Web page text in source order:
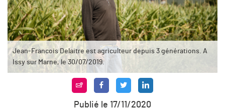
Jean-Francois Delaitre est agriculteur depuis 3 générations. A
Issy sur Marne, le 30/07/2019.
Publié le 17/11/2020